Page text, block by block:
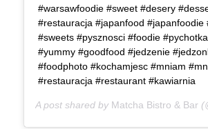
#warsawfoodie #sweet #desery
#restauracja #japanfood #japanfoodie
#sweets #pysznosci #foodie
#yummy #goodfood #jedzenie
#foodphoto #kochamjesc #mniam
#restauracja #restaurant #kawiarnia
A post shared by Matcha Bistro & Bar